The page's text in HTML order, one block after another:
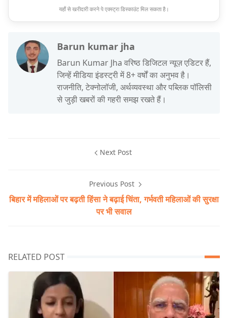
यहाँ से खरीदारी करने पे एक्स्ट्रा डिस्काउंट मिल सकता है।
Barun kumar jha
Barun Kumar Jha वरिष्ठ डिजिटल न्यूज़ एडिटर हैं,
जिन्हें मीडिया इंडस्ट्री में 8+ वर्षों का अनुभव है।
राजनीति, टेक्नोलॉजी, अर्थव्यवस्था और पब्लिक पॉलिसी
से जुड़ी खबरों की गहरी समझ रखते हैं।
Next Post
Previous Post
बिहार में महिलाओं पर बढ़ती हिंसा ने बढ़ाई चिंता, गर्भवती महिलाओं की सुरक्षा
पर भी सवाल
RELATED POST